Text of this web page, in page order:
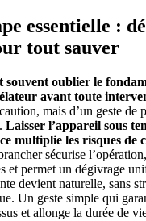
essentielle :
tout sauver
oublier le
avant toute
mais d’un geste de
Laisser l’appareil sous
multiplie les risques de
sécurise
et permet un dégivrage
devient naturelle, sans
Un geste simple qui
et allonge la durée de